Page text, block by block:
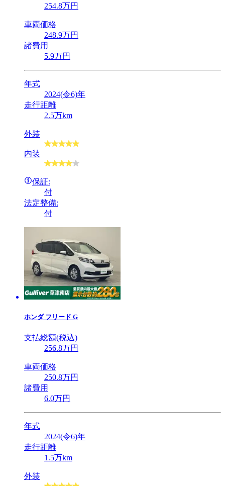
254.8万円
車両価格
248.9万円
諸費用
5.9万円
年式
2024(令6)年
走行距離
2.5万km
外装
内装
保証:
付
法定整備:
付
ホンダ フリード G
支払総額(税込)
256.8万円
車両価格
250.8万円
諸費用
6.0万円
年式
2024(令6)年
走行距離
1.5万km
外装